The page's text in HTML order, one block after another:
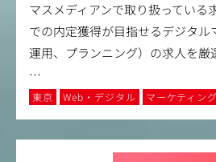
マスメディアンで取り扱っている
での内定獲得が目指せるデジタル
運用、プランニング）の求人を厳
…
東京 Web・デジタル マーケティング